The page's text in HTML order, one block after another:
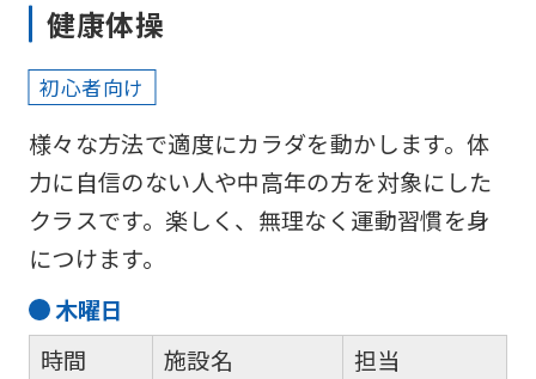
健康体操
初心者向け
様々な方法で適度にカラダを動かします。体
力に自信のない人や中高年の方を対象にした
クラスです。楽しく、無理なく運動習慣を身
につけます。
木曜日
時間
施設名
担当